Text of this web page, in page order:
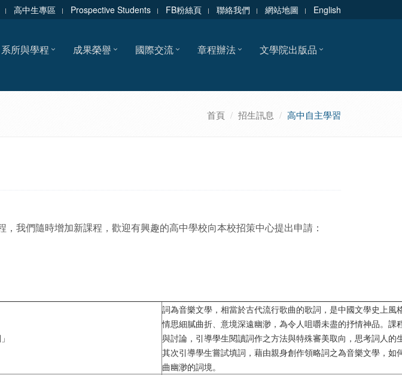
高中生專區 Prospective Students FB粉絲頁 聯絡我們 網站地圖 English
系所與學程 成果榮譽 國際交流 章程辦法
文學院出版品
首頁 招生訊息 高中自主學習
我們隨時增加新課程，歡迎有興趣的高中學校向本校招策中心提出申請：
詞為音樂文學，相當於古代流行歌曲的歌詞，是中國文學史上風
情思細膩曲折、意境深遠幽渺，為令人咀嚼未盡的抒情神品。課
與討論，引導學生閱讀詞作之方法與特殊審美取向，思考詞人的
其次引導學生嘗試填詞，藉由親身創作領略詞之為音樂文學，如
曲幽渺的詞境。